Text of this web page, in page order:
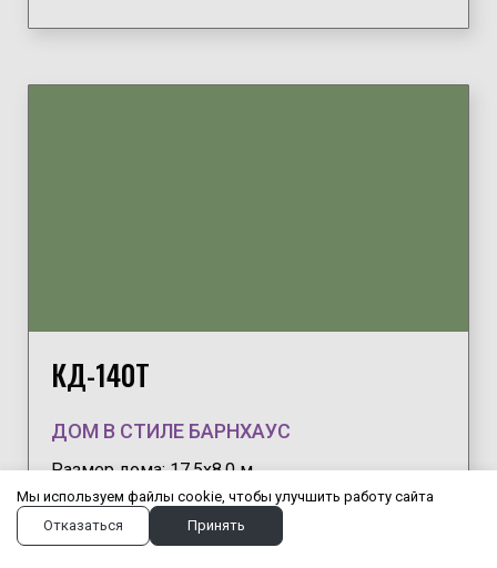
КД-140Т
ДОМ В СТИЛЕ БАРНХАУС
Размер дома: 17.5х8.0 м
Общая площадь: 140 м²
Мы используем файлы cookie, чтобы улучшить работу сайта
Отказаться
Принять